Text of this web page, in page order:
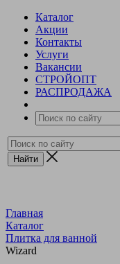
Каталог
Акции
Контакты
Услуги
Вакансии
СТРОЙОПТ
РАСПРОДАЖА
Главная
Каталог
Плитка для ванной
Wizard